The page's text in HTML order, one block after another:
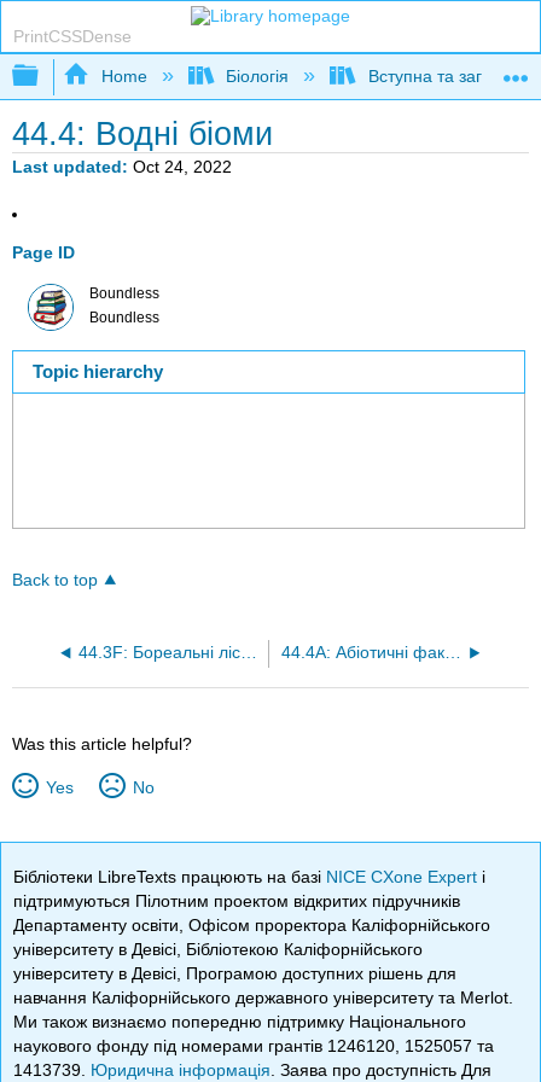
PrintCSSDense
Expand/collapse global hierarchy
Home Біологія Вступна та загальна
44.4: Водні біоми
Last updated Oct 24, 2022
Page ID
Boundless
Boundless
Topic hierarchy
Back to top
44.3F: Бореальні ліси та арктична тундра 44.4A: Абіотичні фактори, що впливають на водні біоми
Was this article helpful?
Yes No
Бібліотеки LibreTexts працюють на базі NICE CXone Expert і
підтримуються Пілотним проектом відкритих підручників
Департаменту освіти, Офісом проректора Каліфорнійського
університету в Девісі, Бібліотекою Каліфорнійського
університету в Девісі, Програмою доступних рішень для
навчання Каліфорнійського державного університету та Merlot.
Ми також визнаємо попередню підтримку Національного
наукового фонду під номерами грантів 1246120, 1525057 та
1413739. Юридична інформація . Заява про доступність Для